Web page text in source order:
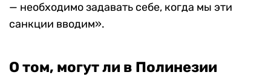
— необходимо задавать себе, когда мы эти
санкции вводим».
О том, могут ли в Полинезии